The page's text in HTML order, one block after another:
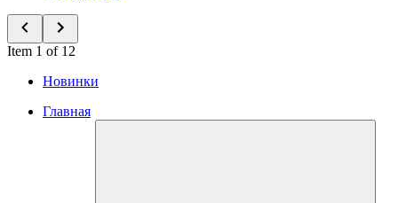
Item 1 of 12
Новинки
Главная